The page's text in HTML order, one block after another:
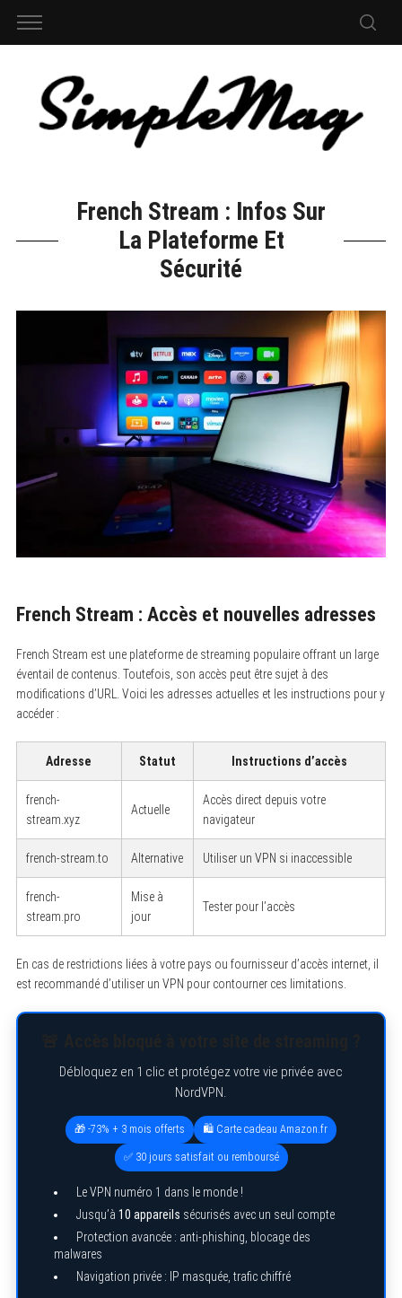
French Stream : Infos Sur
La Plateforme Et
Sécurité
French Stream : Accès et nouvelles adresses
French Stream est une plateforme de streaming populaire offrant un large
éventail de contenus. Toutefois, son accès peut être sujet à des
modifications d’URL. Voici les adresses actuelles et les instructions pour y
accéder :
Adresse Statut Instructions d’accès
french-
stream.xyz
Actuelle
Accès direct depuis votre
navigateur
french-stream.to Alternative Utiliser un VPN si inaccessible
french-
stream.pro
Mise à
jour
Tester pour l’accès
En cas de restrictions liées à votre pays ou fournisseur d’accès internet, il
est recommandé d’utiliser un VPN pour contourner ces limitations.
Débloquez en 1 clic et protégez votre vie privée avec
NordVPN.
🎁 -73% + 3 mois offerts 🛍️ Carte cadeau Amazon.fr
✅ 30 jours satisfait ou remboursé
Le VPN numéro 1 dans le monde !
Jusqu’à 10 appareils sécurisés avec un seul compte
Protection avancée : anti-phishing, blocage des
malwares
Navigation privée : IP masquée, trafic chiffré